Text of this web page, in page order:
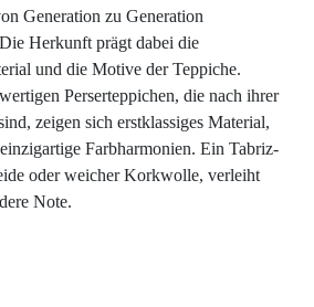
Generation zu Generation
Herkunft prägt dabei die
und die Motive der Teppiche.
Perserteppichen, die nach ihrer
zeigen sich erstklassiges Material,
Farbharmonien. Ein Tabriz-
oder weicher Korkwolle, verleiht
Note.